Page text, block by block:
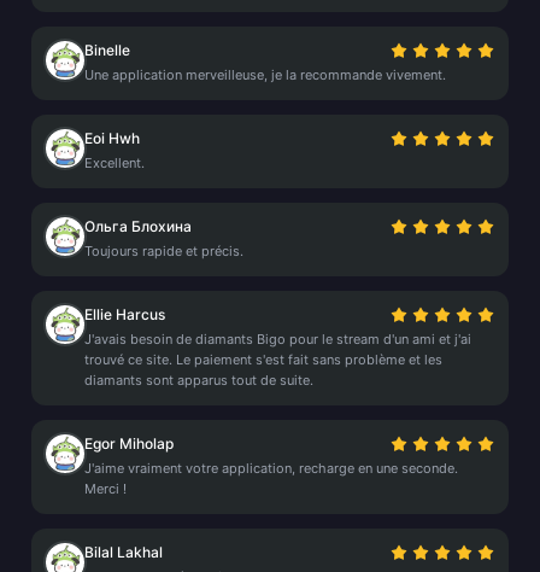
Binelle
Une application merveilleuse, je la recommande vivement.
Eoi Hwh
Excellent.
Ольга Блохина
Toujours rapide et précis.
Ellie Harcus
J'avais besoin de diamants Bigo pour le stream d'un ami et j'ai
trouvé ce site. Le paiement s'est fait sans problème et les
diamants sont apparus tout de suite.
Egor Miholap
J'aime vraiment votre application, recharge en une seconde.
Merci !
Bilal Lakhal